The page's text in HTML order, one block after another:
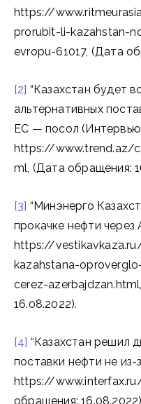
https://
prorubit-li-kazahstan-
evropu-61017, (Дата
[2] “Казахстан будет
альтернативных
ЕС — посол (Интервью)
https://www.trend.az/
ml, (Дата обращения:
[3] “Минэнерго
прокачке нефти через
https://
kazahstana-
cerez-
16.08.2022).
[4] “Казахстан решил
поставки нефти не из-
https://
обращения: